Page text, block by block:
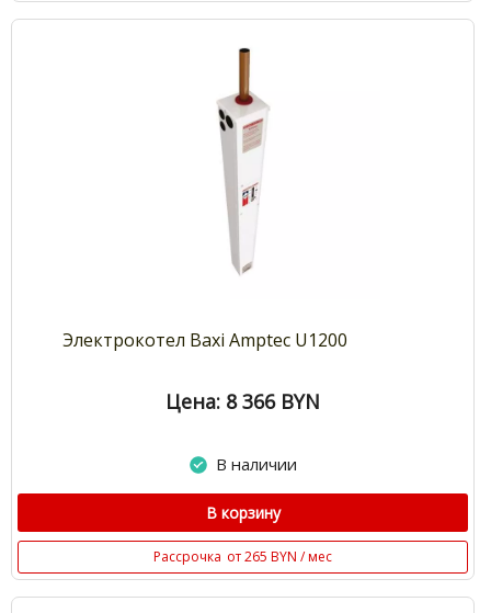
Электрокотел Baxi Amptec U1200
Цена: 8 366 BYN
В наличии
В корзину
Рассрочка от 265 BYN / мес